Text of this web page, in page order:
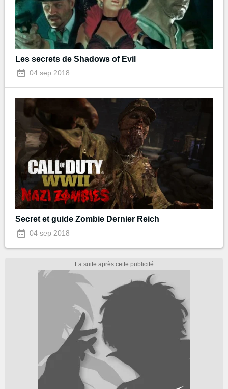
Les secrets de Shadows of Evil
04 sep 2018
Secret et guide Zombie Dernier Reich
04 sep 2018